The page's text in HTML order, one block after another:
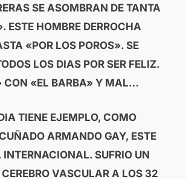
SE ASOMBRAN DE TANTA
ESTE HOMBRE DERROCHA
«POR LOS POROS». SE
LOS DIAS POR SER FELIZ.
CON «EL BARBA» Y MAL…
TIENE EJEMPLO, COMO
ARMANDO GAY, ESTE
INTERNACIONAL. SUFRIO UN
VASCULAR A LOS 32